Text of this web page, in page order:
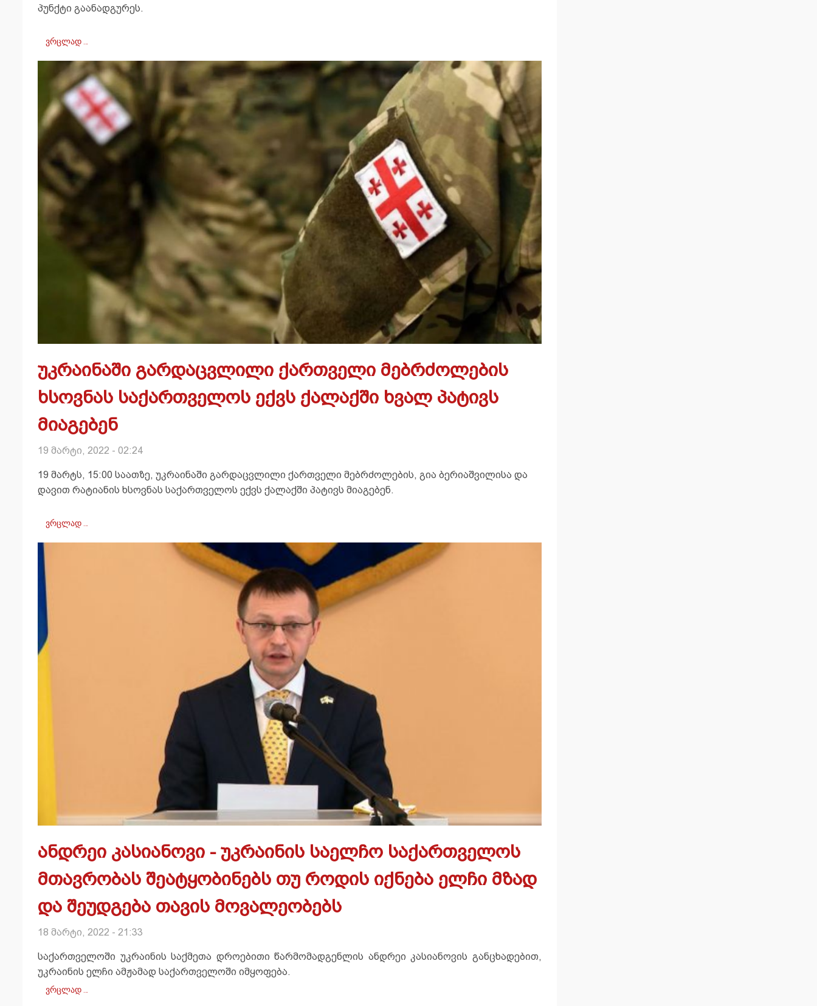
პუნქტი გაანადგურეს.
ვრცლად …
უკრაინაში გარდაცვლილი ქართველი მებრძოლების
ხსოვნას საქართველოს ექვს ქალაქში ხვალ პატივს
მიაგებენ
19 მარტი, 2022 - 02:24
19 მარტს, 15:00 საათზე, უკრაინაში გარდაცვლილი ქართველი მებრძოლების, გია ბერიაშვილისა და
დავით რატიანის ხსოვნას საქართველოს ექვს ქალაქში პატივს მიაგებენ.
ვრცლად …
ანდრეი კასიანოვი - უკრაინის საელჩო საქართველოს
მთავრობას შეატყობინებს თუ როდის იქნება ელჩი მზად
და შეუდგება თავის მოვალეობებს
18 მარტი, 2022 - 21:33
საქართველოში უკრაინის საქმეთა დროებითი წარმომადგენლის ანდრეი კასიანოვის განცხადებით,
უკრაინის ელჩი ამჟამად საქართველოში იმყოფება.
ვრცლად …